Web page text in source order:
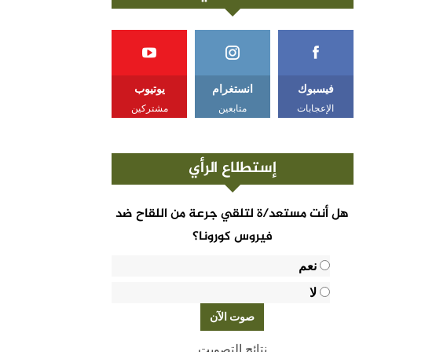
فيسبوك
الإعجابات
انستغرام
متابعين
يوتيوب
مشتركين
إستطلاع الرأي
هل أنت مستعد/ة لتلقي جرعة من اللقاح ضد
فيروس كورونا؟
نعم
لا